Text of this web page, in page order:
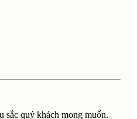
sắc quý khách mong muốn.